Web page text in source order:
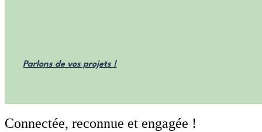
Parlons de vos projets !
Connectée, reconnue et engagée !